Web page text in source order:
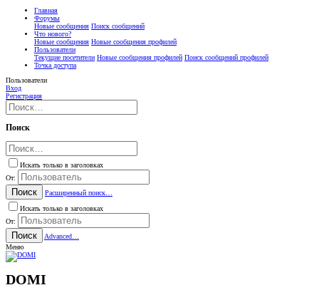
Главная
Форумы
Новые сообщения Поиск сообщений
Что нового?
Новые сообщения Новые сообщения профилей
Пользователи
Текущие посетители Новые сообщения профилей Поиск сообщений профилей
Точка доступа
Пользователи
Вход
Регистрация
Поиск
Искать только в заголовках
От:
Поиск
Расширенный поиск…
Искать только в заголовках
От:
Поиск
Advanced…
Меню
DOMI